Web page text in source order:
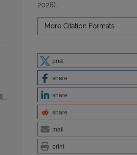
2026).
More Citation Formats
post
share
share
share
mail
print